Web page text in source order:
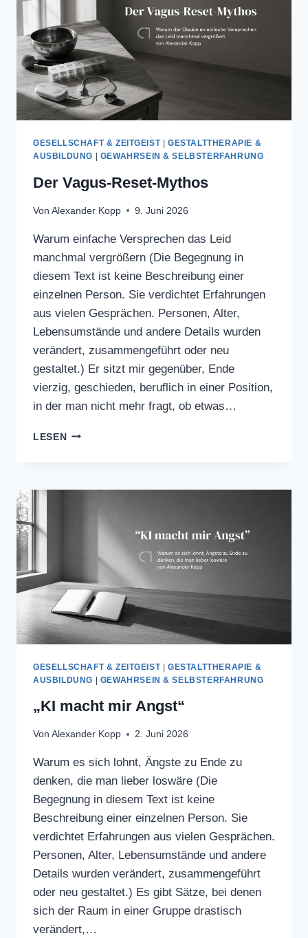
GESELLSCHAFT & ZEITGEIST|GESTALTTHERAPIE &
AUSBILDUNG
GEWAHRSEIN & SELBSTERFAHRUNG
Der Vagus-Reset-Mythos
Von Alexander Kopp 9. Juni 2026
Warum einfache Versprechen das Leid
manchmal vergrößern (Die Begegnung in
diesem Text ist keine Beschreibung einer
einzelnen Person. Sie verdichtet Erfahrungen
aus vielen Gesprächen. Personen, Alter,
Lebensumstände und andere Details wurden
verändert, zusammengeführt oder neu
gestaltet.) Er sitzt mir gegenüber, Ende
vierzig, geschieden, beruflich in einer Position,
in der man nicht mehr fragt, ob etwas…
LESENDER
GESELLSCHAFT & ZEITGEIST|GESTALTTHERAPIE &
AUSBILDUNG | GEWAHRSEIN & SELBSTERFAHRUNG
„KI macht mir Angst“
Von Alexander Kopp 2. Juni 2026
Warum es sich lohnt, Ängste zu Ende zu
denken, die man lieber loswäre (Die
Begegnung in diesem Text ist keine
Beschreibung einer einzelnen Person. Sie
verdichtet Erfahrungen aus vielen Gesprächen.
Personen, Alter, Lebensumstände und andere
Details wurden verändert, zusammengeführt
oder neu gestaltet.) Es gibt Sätze, bei denen
sich der Raum in einer Gruppe drastisch
verändert,…